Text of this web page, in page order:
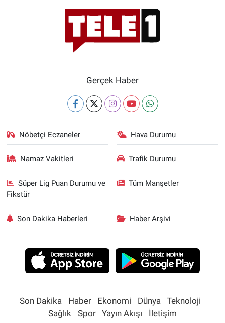
Gerçek Haber
Nöbetçi Eczaneler Hava Durumu
Namaz Vakitleri Trafik Durumu
Süper Lig Puan Durumu ve
Fikstür
Tüm Manşetler
Son Dakika Haberleri Haber Arşivi
Son Dakika Haber Ekonomi Dünya
Teknoloji
Sağlık
Spor Yayın Akışı İletişim